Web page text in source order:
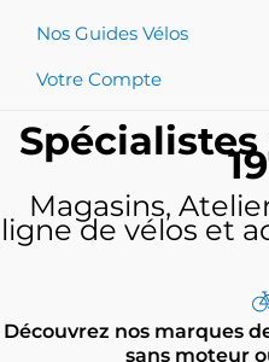
Nos Guides Vélos
Votre Compte
Magasins,
ligne de vélos et
Découvrez nos marques
sans moteur